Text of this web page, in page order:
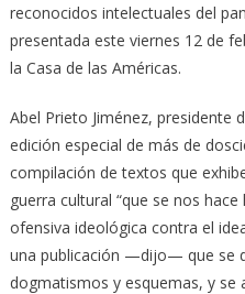
reconocidos intelectuales del
presentada este viernes 12 de
la Casa de las Américas.
Abel Prieto Jiménez, presidente
edición especial de más de
compilación de textos que
guerra cultural “que se nos
ofensiva ideológica contra el
una publicación —dijo— que se
dogmatismos y esquemas, y se